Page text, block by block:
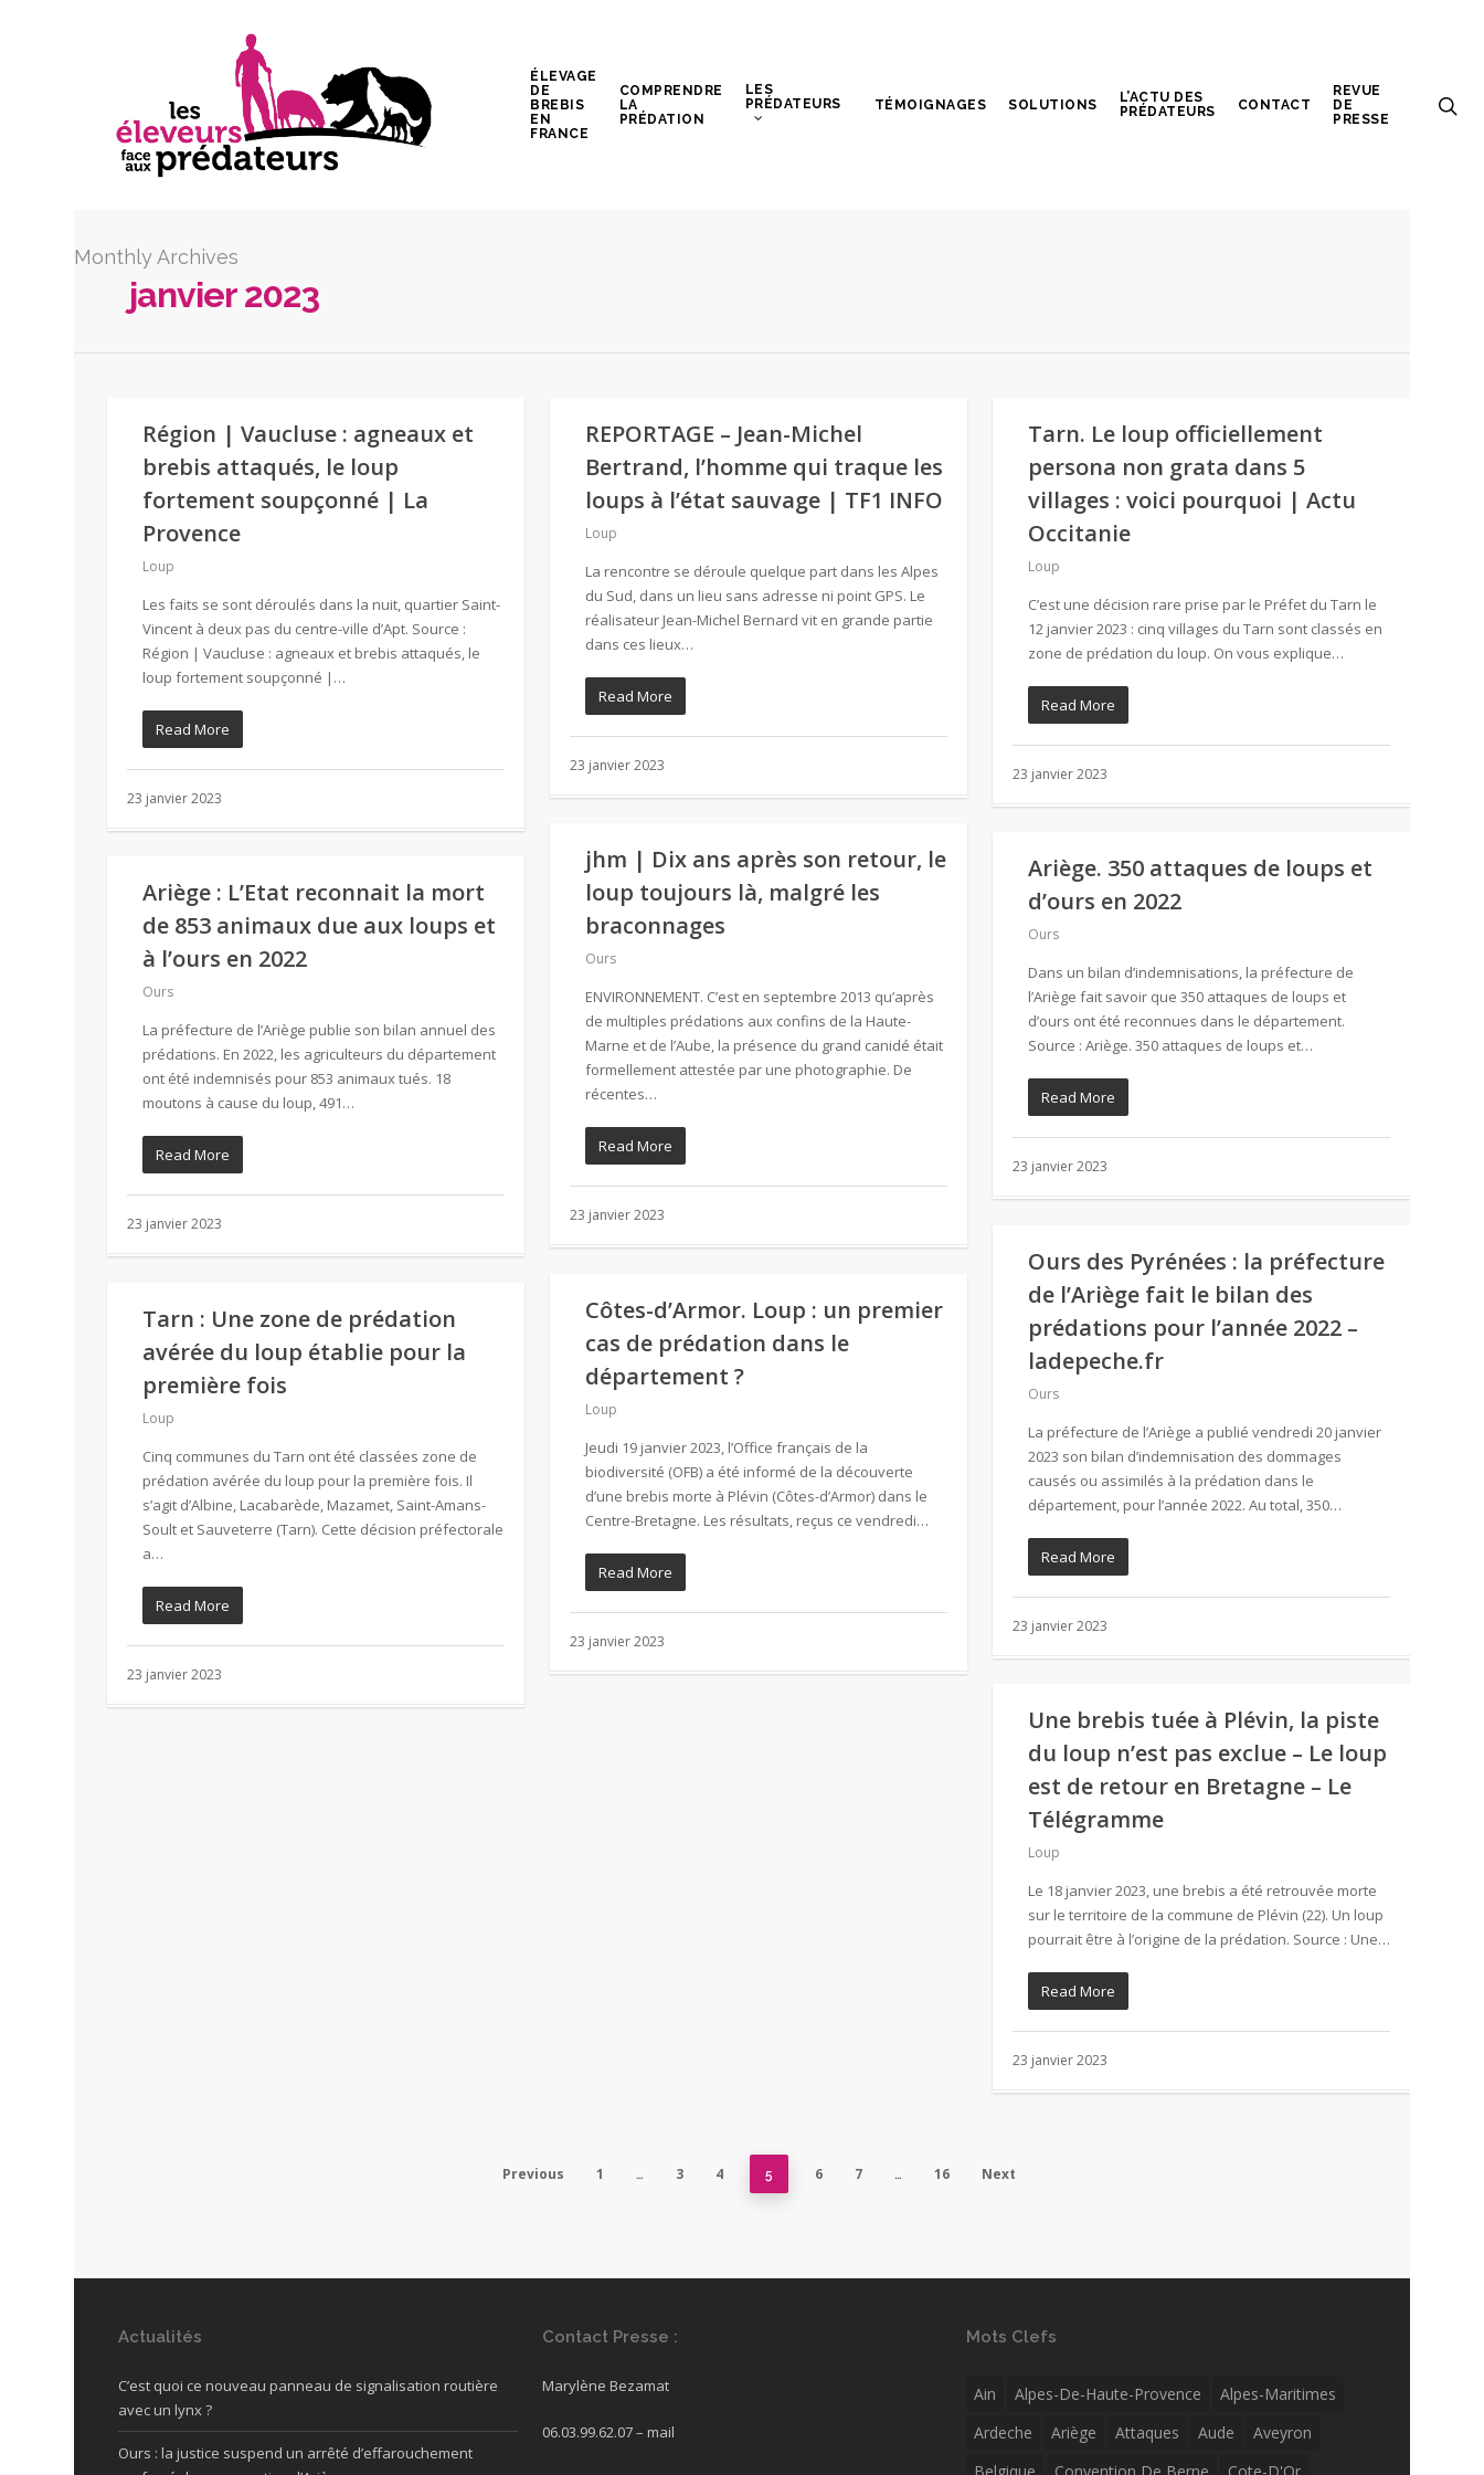
ÉLEVAGE
DE
BREBIS
EN
FRANCE
COMPRENDRE
LA
PRÉDATION
LES
PRÉDATEURS
TÉMOIGNAGES SOLUTIONS
L’ACTU DES
PRÉDATEURS
CONTACT
REVUE
DE
PRESSE
Monthly Archives
janvier 2023
Région | Vaucluse : agneaux et
brebis attaqués, le loup
fortement soupçonné | La
Provence
Loup
Les faits se sont déroulés dans la nuit, quartier Saint-
Vincent à deux pas du centre-ville d’Apt. Source :
Région | Vaucluse : agneaux et brebis attaqués, le
loup fortement soupçonné |…
Read More
23 janvier 2023
REPORTAGE – Jean-Michel
Bertrand, l’homme qui traque les
loups à l’état sauvage | TF1 INFO
Loup
La rencontre se déroule quelque part dans les Alpes
du Sud, dans un lieu sans adresse ni point GPS. Le
réalisateur Jean-Michel Bernard vit en grande partie
dans ces lieux…
Read More
23 janvier 2023
Tarn. Le loup officiellement
persona non grata dans 5
villages : voici pourquoi | Actu
Occitanie
Loup
C’est une décision rare prise par le Préfet du Tarn le
12 janvier 2023 : cinq villages du Tarn sont classés en
zone de prédation du loup. On vous explique…
Read More
23 janvier 2023
jhm | Dix ans après son retour, le
loup toujours là, malgré les
braconnages
Ours
ENVIRONNEMENT. C’est en septembre 2013 qu’après
de multiples prédations aux confins de la Haute-
Marne et de l’Aube, la présence du grand canidé était
formellement attestée par une photographie. De
récentes…
Read More
23 janvier 2023
Ariège. 350 attaques de loups et
d’ours en 2022
Ours
Dans un bilan d’indemnisations, la préfecture de
l’Ariège fait savoir que 350 attaques de loups et
d’ours ont été reconnues dans le département.
Source : Ariège. 350 attaques de loups et…
Read More
23 janvier 2023
Ariège : L’Etat reconnait la mort
de 853 animaux due aux loups et
à l’ours en 2022
Ours
La préfecture de l’Ariège publie son bilan annuel des
prédations. En 2022, les agriculteurs du département
ont été indemnisés pour 853 animaux tués. 18
moutons à cause du loup, 491…
Read More
23 janvier 2023
Ours des Pyrénées : la préfecture
de l’Ariège fait le bilan des
prédations pour l’année 2022 –
ladepeche.fr
Ours
La préfecture de l’Ariège a publié vendredi 20 janvier
2023 son bilan d’indemnisation des dommages
causés ou assimilés à la prédation dans le
département, pour l’année 2022. Au total, 350…
Read More
23 janvier 2023
Côtes-d’Armor. Loup : un premier
cas de prédation dans le
département ?
Loup
​Jeudi 19 janvier 2023, l’Office français de la
biodiversité (OFB) a été informé de la découverte
d’une brebis morte à Plévin (Côtes-d’Armor) dans le
Centre-Bretagne. Les résultats, reçus ce vendredi…
Read More
23 janvier 2023
Tarn : Une zone de prédation
avérée du loup établie pour la
première fois
Loup
Cinq communes du Tarn ont été classées zone de
prédation avérée du loup pour la première fois. Il
s’agit d’Albine, Lacabarède, Mazamet, Saint-Amans-
Soult et Sauveterre (Tarn). Cette décision préfectorale
a…
Read More
23 janvier 2023
Une brebis tuée à Plévin, la piste
du loup n’est pas exclue – Le loup
est de retour en Bretagne – Le
Télégramme
Loup
Le 18 janvier 2023, une brebis a été retrouvée morte
sur le territoire de la commune de Plévin (22). Un loup
pourrait être à l’origine de la prédation. Source : Une…
Read More
23 janvier 2023
Previous 1 … 3 4 5 6 7 … 16 Next
Actualités
C’est quoi ce nouveau panneau de signalisation routière
avec un lynx ?
Ours : la justice suspend un arrêté d’effarouchement
Contact Presse :
Marylène Bezamat
06.03.99.62.07 – mail
Mots Clefs
Ain Alpes-De-Haute-Provence
Alpes-Maritimes
Ardeche
Ariège Attaques Aude
Aveyron